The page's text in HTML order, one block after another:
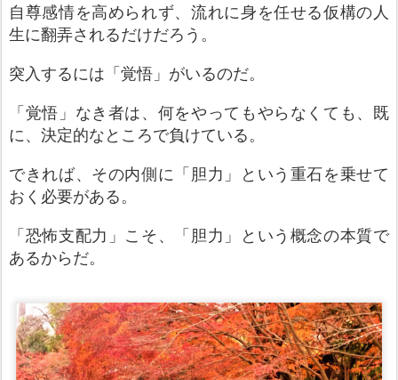
自尊感情を高められず、流れに身を任せる仮構の人
生に翻弄されるだけだろう。
突入するには「覚悟」がいるのだ。
「覚悟」なき者は、何をやってもやらなくても、既
に、決定的なところで負けている。
できれば、その内側に「胆力」という重石を乗せて
おく必要がある。
「恐怖支配力」こそ、「胆力 」
という概念の本質で
あるからだ。